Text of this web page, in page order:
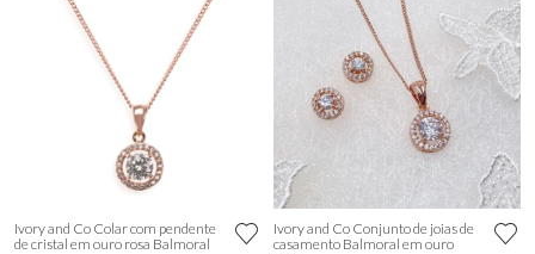
Ivory and Co Colar com pendente
de cristal em ouro rosa Balmoral
Ivory and Co Conjunto de joias de
casamento Balmoral em ouro